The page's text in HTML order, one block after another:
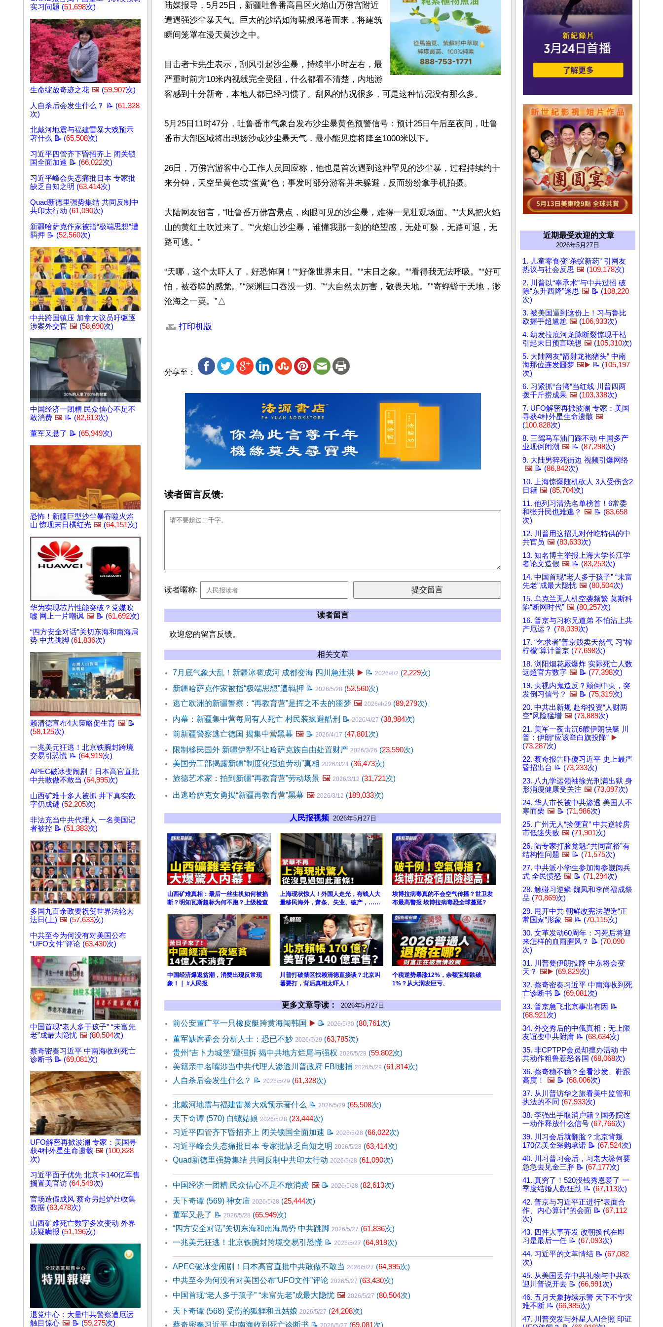
实习问题 (51,698次)
生命绽放奇迹之花 🖼️ (59,907次)
人自杀后会发生什么？ 📝 (61,328
次)
北戴河地震与福建雷暴大戏预示
著什么 📝 (65,508次)
习近平四管齐下昏招齐上 闭关锁
国全面加速 📝 (66,022次)
习近平峰会失态痛批日本 专家批
缺乏自知之明 (63,414次)
Quad新德里强势集结 共同反制中
共印太行动 (61,090次)
新疆哈萨克作家被指“极端思想”遭
羁押 📝 (52,560次)
中共跨国镇压 加拿大议员吁驱逐
涉案外交官 🖼️ (58,690次)
中国经济一团糟 民众信心不足不
敢消费 🖼️ 📝 (82,613次)
董军又悬了 📝 (65,949次)
恐怖！新疆巨型沙尘暴吞噬火焰
山 惊现末日橘红光 🖼️ (64,151次)
华为实现芯片性能突破？党媒吹
嘘 网上一片嘲讽 🖼️ 📝 (61,692次)
“四方安全对话”关切东海和南海局
势 中共跳脚 (61,836次)
赖清德宣布4大策略促生育 🖼️ 📝
(58,125次)
一兆美元狂逃！北京铁腕封跨境
交易引恐慌 📝 (64,919次)
APEC破冰变闹剧！日本高官直批
中共敢做不敢当 (64,995次)
山西矿难十多人被抓 井下真实数
字仍成谜 (52,205次)
非法充当中共代理人 一名美国记
者被控 📝 (51,383次)
多国九百余政要祝贺世界法轮大
法日(上) 🖼️ (57,633次)
中共至今为何没有对美国公布
“UFO文件”评论 (63,430次)
中国首现“老人多于孩子” “未富先
老”成最大隐忧 🖼️ (80,504次)
蔡奇密奏习近平 中南海收到死亡
诊断书 📝 (69,081次)
UFO解密再掀波澜 专家：美国寻
获4种外星生命遗骸 🖼️ (100,828
次)
习近平面子优先 北京卡140亿军售
搁置美官访 (64,549次)
官场造假成风 蔡奇另起炉灶收集
数据 (63,478次)
山西矿难死亡数字多次变动 外界
质疑瞒报 (51,196次)
退党中心：大量中共警察遭厄运
触目惊心 🖼️ 📝 (59,275次)
陆媒报导，5月25日，新疆吐鲁番高昌区火焰山万佛宫附近
遭遇强沙尘暴天气。巨大的沙墙如海啸般席卷而来，将建筑
瞬间笼罩在漫天黄沙之中。
目击者卡先生表示，刮风引起沙尘暴，持续半小时左右，最
严重时前方10米内视线完全受阻，什么都看不清楚，内地游
客感到十分新奇，本地人都已经习惯了。刮风的情况很多，可是这种情况没有那么多。
5月25日11时47分，吐鲁番市气象台发布沙尘暴黄色预警信号：预计25日午后至夜间，吐鲁
番市大部区域将出现扬沙或沙尘暴天气，最小能见度将降至1000米以下。
26日，万佛宫游客中心工作人员回应称，他也是首次遇到这种罕见的沙尘暴，过程持续约十
来分钟，天空呈黄色或“蛋黄”色；事发时部分游客并未躲避，反而纷纷拿手机拍摄。
大陆网友留言，“吐鲁番万佛宫景点，肉眼可见的沙尘暴，难得一见壮观场面。”“大风把火焰
山的黄红土吹过来了。”“火焰山沙尘暴，谁懂我那一刻的绝望感，无处可躲，无路可退，无
路可逃。”
“天哪，这个太吓人了，好恐怖啊！”“好像世界末日。”“末日之象。”“看得我无法呼吸。”“好可
怕，被吞噬的感觉。”“深渊巨口吞没一切。”“大自然太厉害，敬畏天地。”“寄蜉蝣于天地，渺
沧海之一粟。”△
打印机版
分享至：
读者留言反馈:
读者暱称:
读者留言
欢迎您的留言反馈。
相关文章
7月底气象大乱！新疆冰雹成河 成都变海 四川急泄洪 ▶️ 📝 2026/8/2 (2,229次)
新疆哈萨克作家被指“极端思想”遭羁押 📝 2026/5/28 (52,560次)
逃亡欧洲的新疆警察：“再教育营”是挥之不去的噩梦 🖼️ 2026/4/29 (89,279次)
内幕：新疆集中营每周有人死亡 村民装疯避酷刑 📝 2026/4/27 (38,984次)
前新疆警察逃亡德国 揭集中营黑幕 🖼️ 📝 2026/4/17 (47,801次)
限制移民国外 新疆伊犁不让哈萨克族自由处置财产 2026/3/26 (23,590次)
美国劳工部揭露新疆“制度化强迫劳动”真相 2026/3/24 (36,473次)
旅德艺术家：拍到新疆“再教育营”劳动场景 🖼️ 2026/3/12 (31,721次)
出逃哈萨克女勇揭“新疆再教育营”黑幕 🖼️ 2026/3/12 (189,033次)
人民报视频 2026年5月27日
山西矿难真相：最后一丝生机如何被掐
断？明知瓦斯超标为何不跑？上级检查
上海现状惊人！外国人走光，有钱人大
量移民海外，萧条、失业、破产，……
埃博拉病毒真的不会空气传播？世卫发
布最高警报 埃博拉病毒恐全球蔓延?
中国经济爆返贫潮，消费出现反常现
象！｜ #人民报
川普打破禁区找赖清德直接谈？北京叫
嚣要打，背后真相太吓人！
个税逆势暴涨12%，余额宝却跌破
1%？从大润发巨亏、
更多文章导读： 2026年5月27日
前公安董广平一只橡皮艇跨黄海闯韩国 ▶️ 📝 2026/5/30 (80,761次)
董军缺席香会 分析人士：恐已不妙 2026/5/29 (63,785次)
贵州“吉卜力城堡”遭强拆 揭中共地方烂尾与强权 2026/5/29 (59,802次)
美籍亲中名嘴涉当中共代理人渗透川普政府 FBI逮捕 2026/5/29 (61,814次)
人自杀后会发生什么？ 📝 2026/5/29 (61,328次)
北戴河地震与福建雷暴大戏预示著什么 📝 2026/5/29 (65,508次)
天下奇谭 (570) 白螺姑娘 2026/5/28 (23,444次)
习近平四管齐下昏招齐上 闭关锁国全面加速 📝 2026/5/28 (66,022次)
习近平峰会失态痛批日本 专家批缺乏自知之明 2026/5/28 (63,414次)
Quad新德里强势集结 共同反制中共印太行动 2026/5/28 (61,090次)
中国经济一团糟 民众信心不足不敢消费 🖼️ 📝 2026/5/28 (82,613次)
天下奇谭 (569) 神女庙 2026/5/28 (25,444次)
董军又悬了 📝 2026/5/28 (65,949次)
“四方安全对话”关切东海和南海局势 中共跳脚 2026/5/27 (61,836次)
一兆美元狂逃！北京铁腕封跨境交易引恐慌 📝 2026/5/27 (64,919次)
APEC破冰变闹剧！日本高官直批中共敢做不敢当 2026/5/27 (64,995次)
中共至今为何没有对美国公布“UFO文件”评论 2026/5/27 (63,430次)
中国首现“老人多于孩子” “未富先老”成最大隐忧 🖼️ 2026/5/27 (80,504次)
天下奇谭 (568) 受伤的狐貍和丑姑娘 2026/5/27 (24,208次)
蔡奇密奏习近平 中南海收到死亡诊断书 📝 2026/5/27 (69,081次)
近期最受欢迎的文章
2026年5月27日
1. 儿童零食变“杀蚁新药” 引网友
热议与社会反思 🖼️ (109,178次)
2. 川普以“奉承术”与中共过招 破
除“东升西降”迷思 🖼️ 📝 (108,220
次)
3. 被美国逼到这份上！习与鲁比
欧握手超尴尬 🖼️ (106,933次)
4. 幼发拉底河龙脉断裂惊现干枯
引起末日预言联想 🖼️ (105,310次)
5. 大陆网友“箭射龙袍猪头” 中南
海那位连发噩梦 🖼️▶️ 📝 (105,197
次)
6. 习紧抓“台湾”当红线 川普四两
拨千斤捞成果 🖼️ (103,338次)
7. UFO解密再掀波澜 专家：美国
寻获4种外星生命遗骸 🖼️
(100,828次)
8. 三驾马车油门踩不动 中国多产
业现倒闭潮 🖼️ 📝 (87,298次)
9. 大陆男猝死街边 视频引爆网络
🖼️ 📝 (86,842次)
10. 上海惊爆随机砍人 3人受伤含2
日籍 🖼️ (85,704次)
11. 他列习清洗名单榜首！6常委
和张升民也难逃？ 🖼️ 📝 (83,658
次)
12. 川普用这招儿对付吃特供的中
共官员 🖼️ (83,633次)
13. 知名博主举报上海大学长江学
者论文造假 🖼️ 📝 (83,253次)
14. 中国首现“老人多于孩子” “未富
先老”成最大隐忧 🖼️ (80,504次)
15. 乌克兰无人机空袭频繁 莫斯科
陷“断网时代” 🖼️ (80,257次)
16. 普京与习称兄道弟 不怕沾上共
产厄运？ (78,039次)
17. “乞求者”普京贱卖天然气 习“榨
柠檬”算计普京 (77,698次)
18. 浏阳烟花厰爆炸 实际死亡人数
远超官方数字 🖼️ 📝 (77,398次)
19. 央视内鬼造反？颠倒中央，突
发倒习信号？ 🖼️ 📝 (75,319次)
20. 中共出新规 赴华投资“人财两
空”风险猛增 🖼️ (73,889次)
21. 美军一夜击沉6艘伊朗快艇 川
普：伊朗“应该举白旗投降” ▶️
(73,287次)
22. 蔡奇报告吓傻习近平 史上最严
昏招出台 📝 (73,233次)
23. 八九学运领袖徐光刑满出狱 身
形消瘦健康受关注 🖼️ (73,097次)
24. 华人市长被中共渗透 美国人不
寒而栗 🖼️ 📝 (71,986次)
25. 广州无人“捡便宜” 中共逆转房
市低迷失败 🖼️ (71,901次)
26. 陆专家打脸党魁:“共同富裕”有
结构性问题 🖼️ 📝 (71,575次)
27. 中共派小学生参加海参崴阅兵
式 全民愤怒 🖼️ 📝 (71,294次)
28. 触碰习逆鳞 魏凤和李尚福成祭
品 (70,869次)
29. 甩开中共 朝鲜改宪法塑造“正
常国家”形象 🖼️ 📝 (70,115次)
30. 文革发动60周年：习死后将迎
来怎样的血雨腥风？ 📝 (70,090
次)
31. 川普要伊朗投降 中东将会变
天？ 🖼️▶️ (69,829次)
32. 蔡奇密奏习近平 中南海收到死
亡诊断书 📝 (69,081次)
33. 普京急飞北京事出有因 📝
(68,921次)
34. 外交秀后的中俄真相：无上限
友谊变中共附庸 📝 (68,634次)
35. 非CPTPP会员却擅办活动 中
共动作粗鲁惹怒各国 (68,068次)
36. 蔡奇稳不稳？全看沙发、鞋跟
高度！
🖼️ 📝 (68,006次)
37. 从川普访华之旅看美中监管和
执法的不同 (67,933次)
38. 李强出手取消户籍？国务院这
一动作释放什么信号 (67,766次)
39. 川习会后就翻脸？北京背叛
170亿美金采购承诺 📝 (67,524次)
40. 川习普习会后，习老大缘何要
急急去见金三胖 📝 (67,177次)
41. 真穷了！520没钱秀恩爱了 一
季度结婚人数狂跌 📝 (67,113次)
42. 普京与习近平正进行“表面合
作、内心算计”的会面 📝 (67,112
次)
43. 四件大事齐发 改朝换代在即
习是最后一任 📝 (67,093次)
44. 习近平的文革情结 📝 (67,082
次)
45. 从美国丢弃中共礼物与中共欢
迎川普说开去 📝 (66,991次)
46. 五月天象持续示警 天下不宁灾
难不断 📝 (66,985次)
47. 川普突发与外星人AI合照 印证